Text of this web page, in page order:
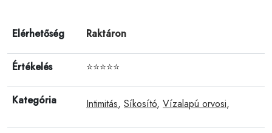
Elérhetőség Raktáron
Értékelés ⭐⭐⭐⭐⭐
Kategória Intimitás, Síkosító, Vízalapú orvosi,